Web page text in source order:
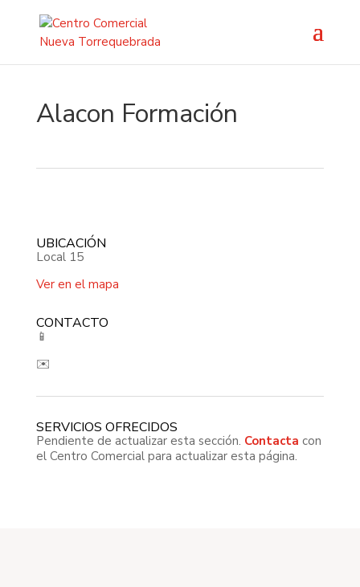
Alacon Formación
UBICACIÓN
Local 15
Ver en el mapa
CONTACTO
📱
✉️
SERVICIOS OFRECIDOS
Pendiente de actualizar esta sección. Contacta con
el Centro Comercial para actualizar esta página.